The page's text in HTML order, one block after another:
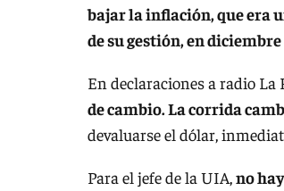
bajar la inflación, que era
de su gestión, en diciembre
En declaraciones a radio La
de cambio. La corrida
devaluarse el dólar,
Para el jefe de la UIA, no